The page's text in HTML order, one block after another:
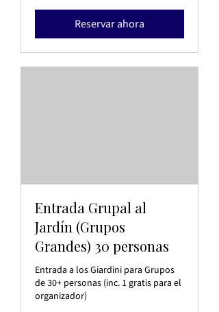
Reservar ahora
Entrada Grupal al
Jardín (Grupos
Grandes) 30 personas
Entrada a los Giardini para Grupos
de 30+ personas (inc. 1 gratis para el
organizador)